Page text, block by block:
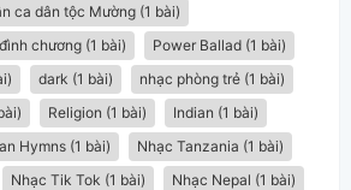
ca dân tộc Mường (1 bài)
chương (1 bài)
Power Ballad (1 bài)
dark (1 bài)
nhạc phòng trẻ (1 bài)
Religion (1 bài)
Indian (1 bài)
Hymns (1 bài)
Nhạc Tanzania (1 bài)
Nhạc Tik Tok (1 bài)
Nhạc Nepal (1 bài)